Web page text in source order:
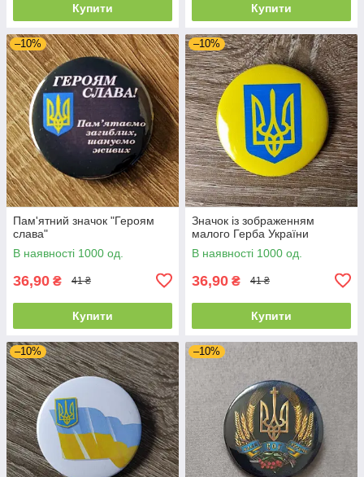
Купити Купити
–10%
Пам'ятний значок "Героям
слава"
В наявності 1000 од.
36,90 ₴ 41 ₴
Купити
–10%
Значок із зображенням
малого Герба України
В наявності 1000 од.
36,90 ₴ 41 ₴
Купити
–10% –10%